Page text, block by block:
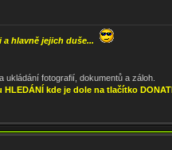
hlavně jejich duše...
ukládání fotografií, dokumentů a záloh.
kde je dole na tlačítko